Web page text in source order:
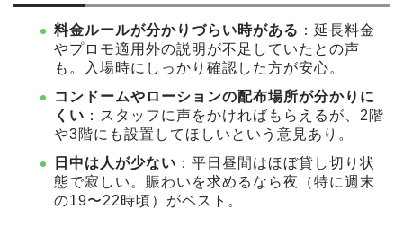
料金ルールが分かりづらい時がある ：延長料金
やプロモ適用外の説明が不足していたとの声
も。入場時にしっかり確認した方が安心。
コンドームやローションの配布場所が分かりに
くい ：スタッフに声をかければもらえるが、2階
や3階にも設置してほしいという意見あり。
日中は人が少ない ：平日昼間はほぼ貸し切り状
態で寂しい。賑わいを求めるなら夜（特に週末
の19〜22時頃）がベスト。